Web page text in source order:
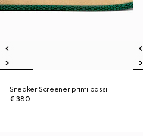
Sneaker Screener primi passi
€ 380